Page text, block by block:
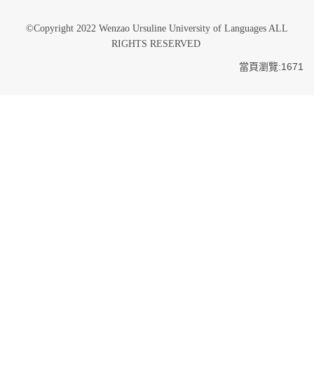
©Copyright 2022 Wenzao Ursuline University of Languages ALL
RIGHTS RESERVED
當頁瀏覽:1671